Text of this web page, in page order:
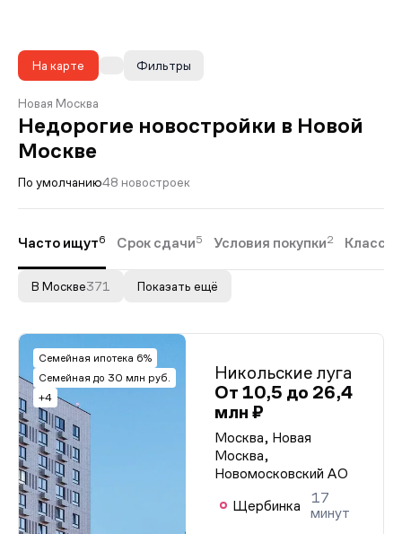
На карте Фильтры
Новая Москва
Недорогие новостройки в Новой
Москве
По умолчанию48 новостроек
Часто ищут6 Срок сдачи5 Условия покупки2 Класс
В Москве371 Показать ещё
Семейная ипотека 6%
Семейная до 30 млн руб.
+4
Никольские луга
От 10,5 до 26,4
млн ₽
Москва, Новая
Москва,
Новомосковский АО
Щербинка
17
минут